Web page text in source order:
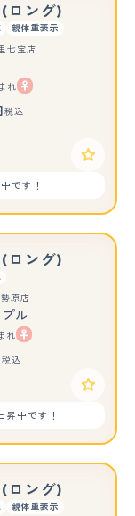
ロング)
親体重表示
七宝店
れ
税込
です！
ロング)
原店
ル
れ
税込
中です！
ロング)
親体重表示